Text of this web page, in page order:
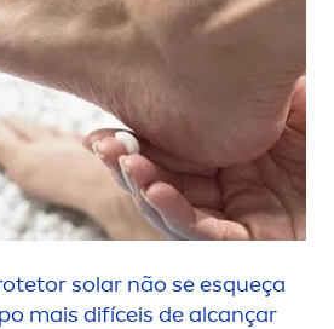
solar não se esqueça
mais difíceis de alcançar